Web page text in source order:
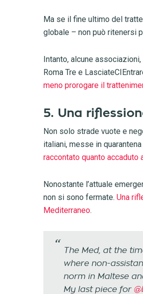
Ma se il fine ultimo del
globale – non può ritenersi
Intanto, alcune
Roma Tre e
meno prorogare il
5. Una
Non solo strade vuote e
italiani, messe in
raccontato quanto accaduto
Nonostante l’attuale
non si sono fermate. Una
Mediterraneo.
The Med, at the
where non-
norm in Maltese
My last piece for